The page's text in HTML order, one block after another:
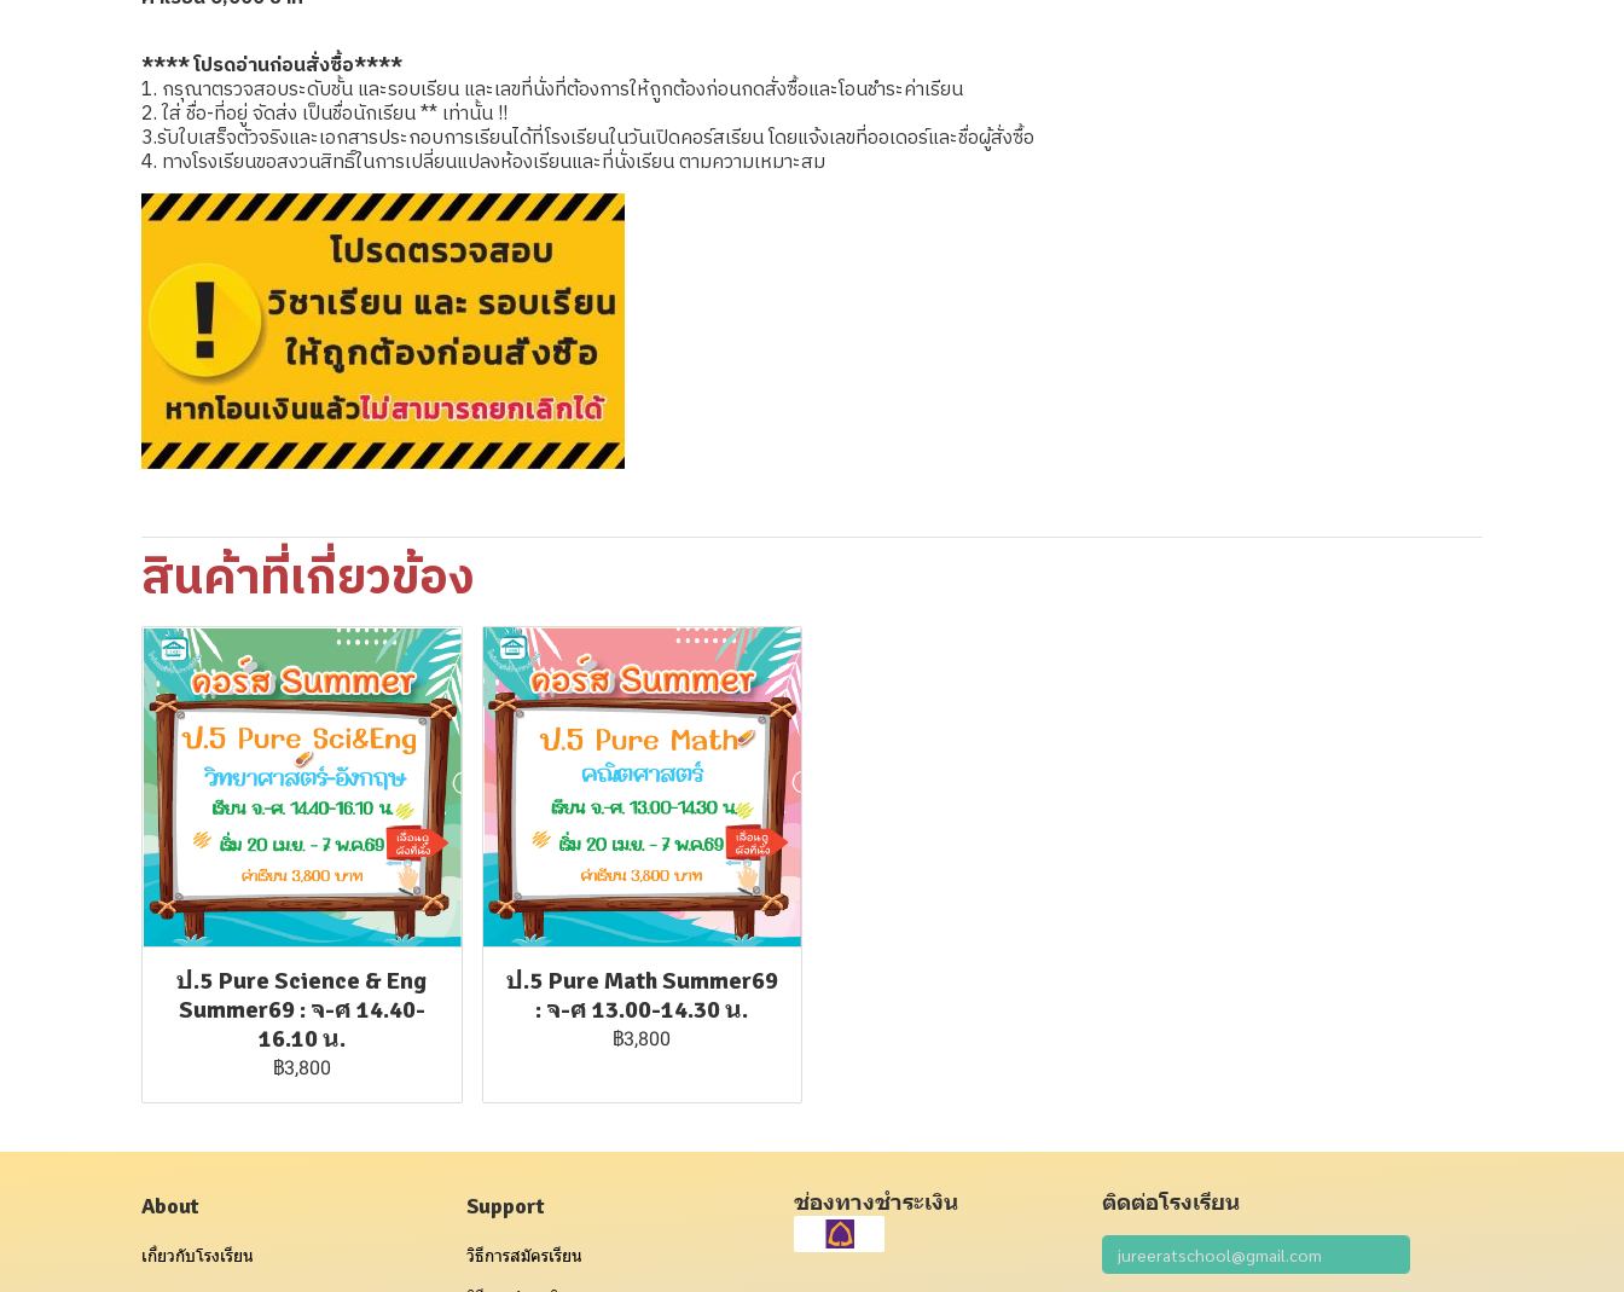
**** โปรดอ่านก่อนสั่งซื้อ****
1. กรุณาตรวจสอบระดับชั้น และรอบเรียน และเลขที่นั่งที่ต้องการให้ถูกต้องก่อนกดสั่งซื้อและโอนชำระค่าเรียน
2. ใส่ ชื่อ-ที่อยู่ จัดส่ง เป็นชื่อนักเรียน ** เท่านั้น !!
3.รับใบเสร็จตัวจริงและเอกสารประกอบการเรียนได้ที่โรงเรียนในวันเปิดคอร์สเรียน โดยแจ้งเลขที่ออเดอร์และชื่อผู้สั่งซื้อ
4. ทางโรงเรียนขอสงวนสิทธิ์ในการเปลี่ยนแปลงห้องเรียนและที่นั่งเรียน ตามความเหมาะสม
สินค้าที่เกี่ยวข้อง
ป.5 Pure Science & Eng
Summer69 : จ-ศ 14.40-
16.10 น.
฿3,800
ป.5 Pure Math Summer69
: จ-ศ 13.00-14.30 น.
฿3,800
About
เกี่ยวกับโรงเรียน
Support
วิธีการสมัครเรียน
ช่องทางชำระเงิน ติดต่อโรงเรียน